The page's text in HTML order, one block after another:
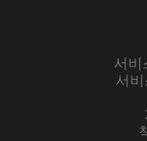
서비
서